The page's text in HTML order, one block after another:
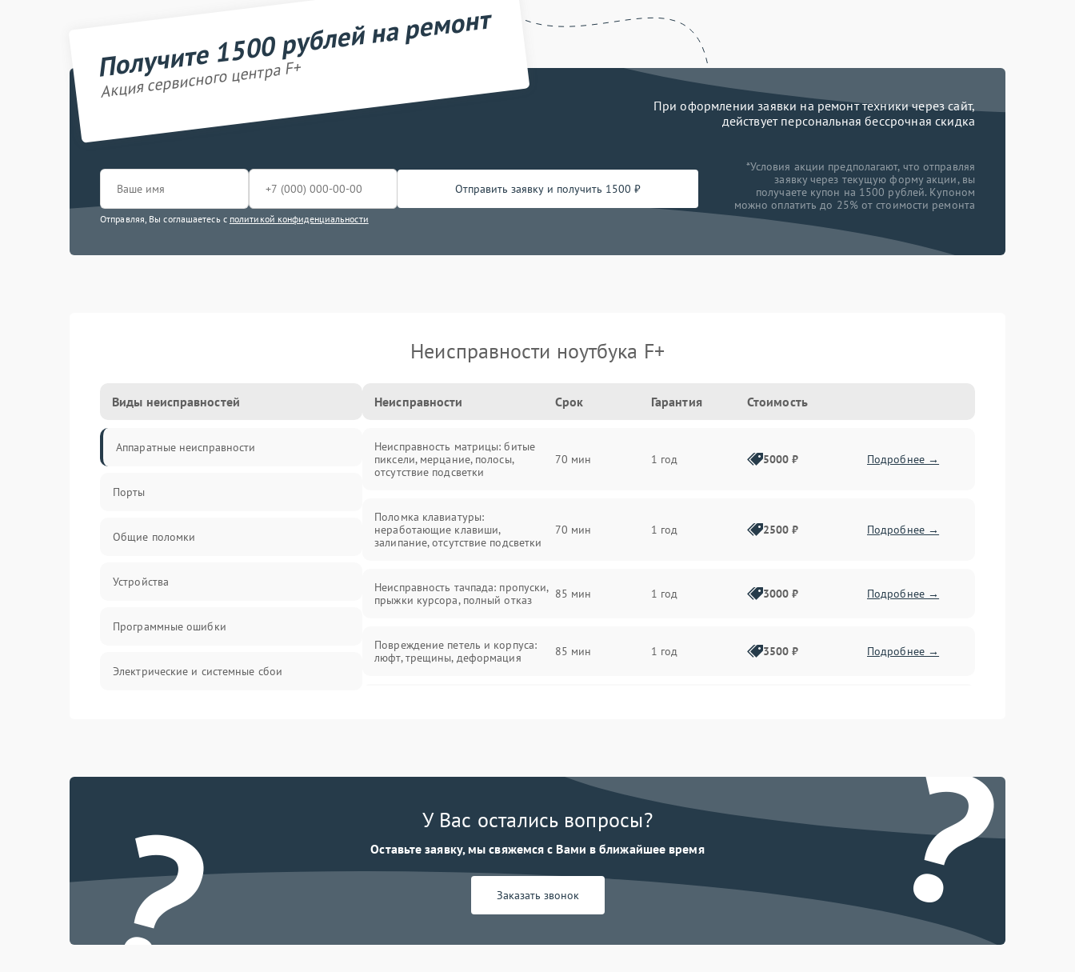
Получите 1500 рублей на ремонт
Акция сервисного центра F+
При оформлении заявки на ремонт техники через сайт,
действует персональная бессрочная скидка
Отправить заявку и получить 1500 ₽
Отправляя, Вы соглашаетесь с политикой конфиденциальности
*Условия акции предполагают, что отправляя
заявку через текущую форму акции, вы
получаете купон на 1500 рублей. Купоном
можно оплатить до 25% от стоимости ремонта
Неисправности ноутбука F+
Виды неисправностей
Аппаратные неисправности
Порты
Общие поломки
Устройства
Программные ошибки
Электрические и системные сбои
Система охлаждения
Неисправности Срок Гарантия Стоимость
Неисправность матрицы: битые
пиксели, мерцание, полосы,
отсутствие подсветки
70 мин 1 год 5000 ₽ Подробнее →
Поломка клавиатуры:
неработающие клавиши,
залипание, отсутствие подсветки
70 мин 1 год 2500 ₽ Подробнее →
Неисправность тачпада: пропуски,
прыжки курсора, полный отказ
85 мин 1 год 3000 ₽ Подробнее →
Повреждение петель и корпуса:
люфт, трещины, деформация
85 мин 1 год 3500 ₽ Подробнее →
85 мин 1 год 2000 ₽ Подробнее →
Перегрев из‑за пыли, износа
термопасты или неисправности
кулера
75 мин Подробнее →
Выход из строя SSD или HDD:
медленная загрузка, ошибки
80 мин Подробнее →
? ?
У Вас остались вопросы?
Оставьте заявку, мы свяжемся с Вами в ближайшее время
Заказать звонок